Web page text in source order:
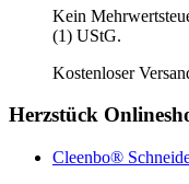
Kein
(1) UStG.
Kostenloser
Herzstück
Cleenbo®